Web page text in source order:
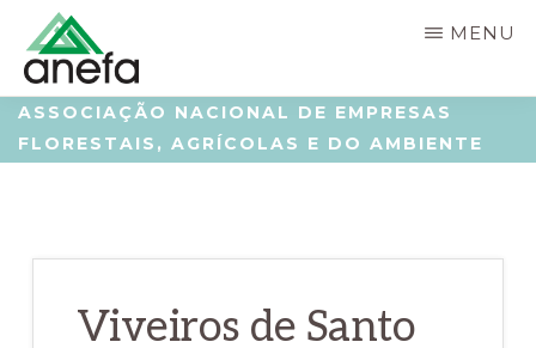
main
content
Saltar
para
a
barra
ANEFA
Associação
Nacional
Agrícolas
MENU
ASSOCIAÇÃO NACIONAL DE EMPRESAS
FLORESTAIS, AGRÍCOLAS E DO AMBIENTE
Viveiros de Santo